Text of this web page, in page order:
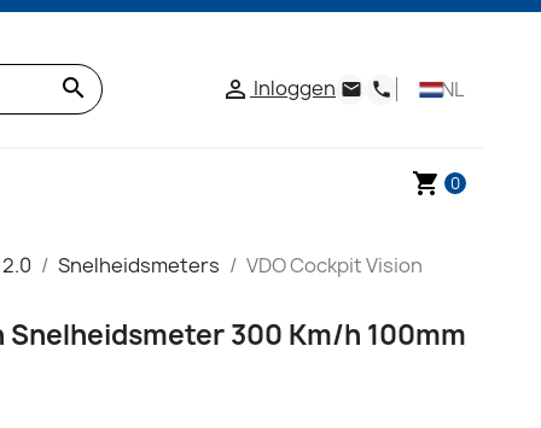
search  Inloggen email phone NL
shopping_cart 0
Snelheidsmeters VDO Cockpit Vision
Snelheidsmeter 300 Km/h 100mm